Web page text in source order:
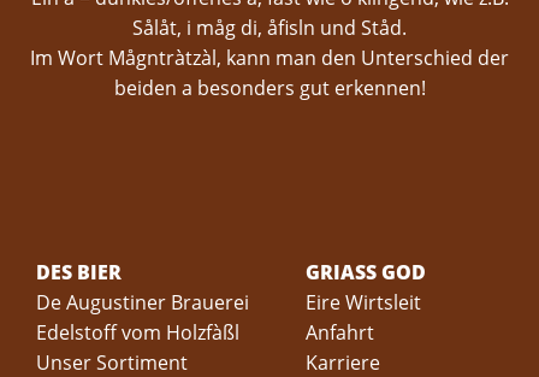
Sålåt, i måg di, åfisln und Ståd.
Im Wort Mågntràtzàl, kann man den Unterschied der
beiden a besonders gut erkennen!
DES BIER
De Augustiner Brauerei
Edelstoff vom Holzfàßl
Unser Sortiment
GRIASS GOD
Eire Wirtsleit
Anfahrt
Karriere